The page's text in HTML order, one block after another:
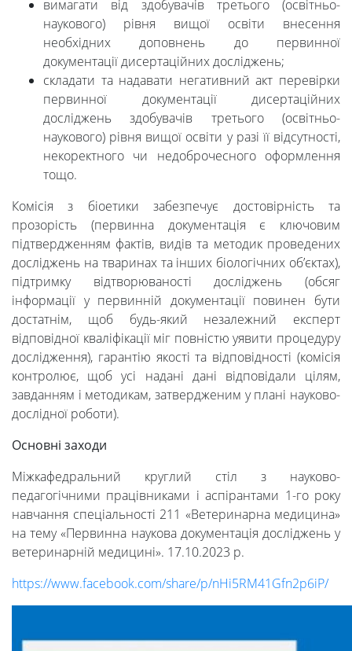
вимагати від здобувачів третього (освітньо-
наукового) рівня вищої освіти внесення
необхідних доповнень до первинної
документації дисертаційних досліджень;
складати та надавати негативний акт перевірки
первинної документації дисертаційних
досліджень здобувачів третього (освітньо-
наукового) рівня вищої освіти у разі її відсутності,
некоректного чи недоброчесного оформлення
тощо.
Комісія з біоетики забезпечує достовірність та
прозорість (первинна документація є ключовим
підтвердженням фактів, видів та методик проведених
досліджень на тваринах та інших біологічних об’єктах),
підтримку відтворюваності досліджень (обсяг
інформації у первинній документації повинен бути
достатнім, щоб будь-який незалежний експерт
відповідної кваліфікації міг повністю уявити процедуру
дослідження), гарантію якості та відповідності (комісія
контролює, щоб усі надані дані відповідали цілям,
завданням і методикам, затвердженим у плані науково-
дослідної роботи).
Основні заходи
Міжкафедральний круглий стіл з науково-
педагогічними працівниками і аспірантами 1-го року
навчання спеціальності 211 «Ветеринарна медицина»
на тему «Первинна наукова документація досліджень у
ветеринарній медицині». 17.10.2023 р.
https://www.facebook.com/share/p/nHi5RM41Gfn2p6iP/